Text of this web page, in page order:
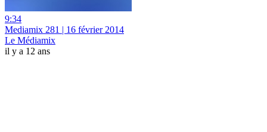
9:34
Mediamix 281 | 16 février 2014
Le Médiamix
il y a 12 ans